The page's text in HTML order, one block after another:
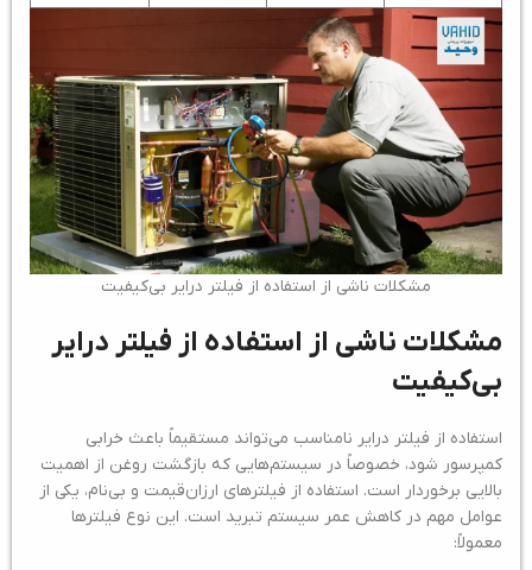
مشکلات ناشی از استفاده از فیلتر درایر بی‌کیفیت
مشکلات ناشی از استفاده از فیلتر درایر
بی‌کیفیت
استفاده از فیلتر درایر نامناسب می‌تواند مستقیماً باعث خرابی
کمپرسور شود، خصوصاً در سیستم‌هایی که بازگشت روغن از اهمیت
بالایی برخوردار است. استفاده از فیلترهای ارزان‌قیمت و بی‌نام، یکی از
عوامل مهم در کاهش عمر سیستم تبرید است. این نوع فیلترها
معمولاً: